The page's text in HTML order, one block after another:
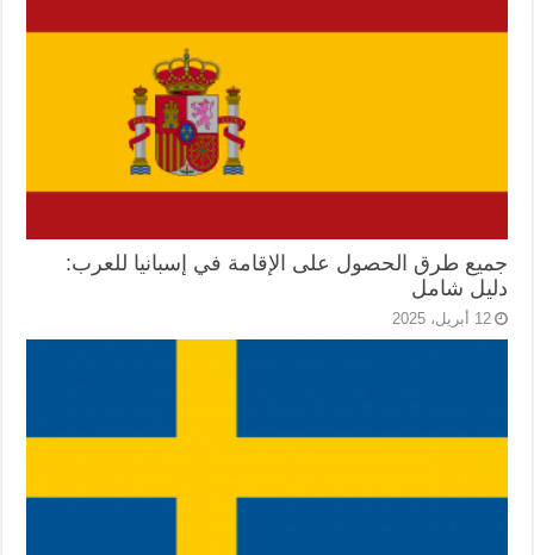
جميع طرق الحصول على الإقامة في إسبانيا للعرب:
دليل شامل
12 أبريل، 2025